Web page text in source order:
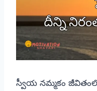
స్వీయ నమ్మకం